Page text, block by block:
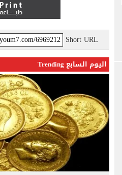
Short URL
اليوم السابع Trending